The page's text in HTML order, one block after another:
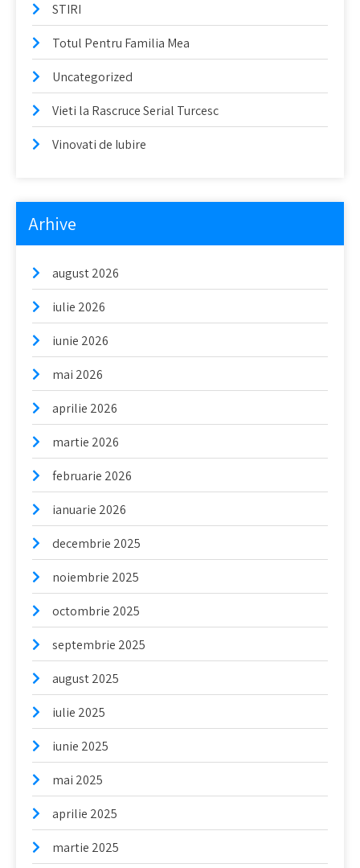
STIRI
Totul Pentru Familia Mea
Uncategorized
Vieti la Rascruce Serial Turcesc
Vinovati de Iubire
Arhive
august 2026
iulie 2026
iunie 2026
mai 2026
aprilie 2026
martie 2026
februarie 2026
ianuarie 2026
decembrie 2025
noiembrie 2025
octombrie 2025
septembrie 2025
august 2025
iulie 2025
iunie 2025
mai 2025
aprilie 2025
martie 2025